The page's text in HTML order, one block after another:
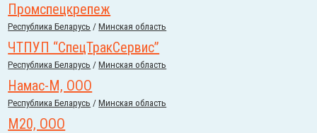
Промспецкрепеж
Республика Беларусь /Минская область
ЧТПУП “СпецТракСервис”
Республика Беларусь /Минская область
Намас-М, ООО
Республика Беларусь /Минская область
М20, ООО